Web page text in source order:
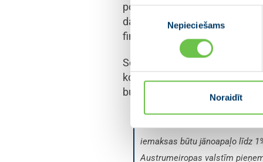
Piekrišanas
izvēle
Nepieciešams
Noraidīt
politikas finasējumam – tas ir
daudzgadu budžeta kopējā
finansējumam salīdzinot ar
Somijas piedāvājumā ES
kopprodukta – iepretī Eiropas
budžetu tas samazinātu par
Sandra Kalniete
iemaksas būtu jānoapaļo līdz
Austrumeiropas valstīm